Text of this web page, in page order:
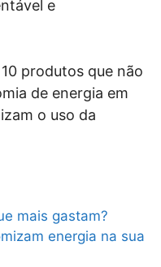
e
produtos que não
de energia em
o uso da
mais gastam?
energia na sua